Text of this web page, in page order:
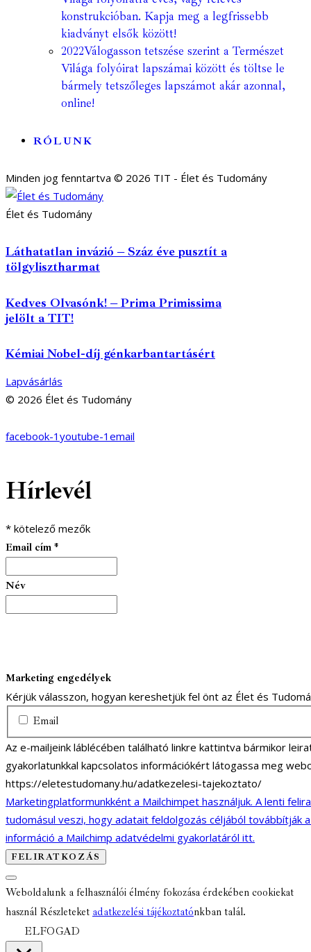
konstrukcióban. Kapja meg a legfrissebb
kiadványt elsők között!
2022Válogasson tetszése szerint a Természet
Világa folyóirat lapszámai között és töltse le
bármely tetszőleges lapszámot akár azonnal,
online!
RÓLUNK
Minden jog fenntartva © 2026 TIT - Élet és Tudomány
Élet és Tudomány
Láthatatlan invázió – Száz éve pusztít a
tölgylisztharmat
Kedves Olvasónk! – Prima Primissima
jelölt a TIT!
Kémiai Nobel-díj génkarbantartásért
Lapvásárlás
© 2026 Élet és Tudomány
facebook-1 youtube-1 email
Hírlevél
* kötelező mezők
Email cím *
Név
Marketing engedélyek
Kérjük válasszon, hogyan kereshetjük fel önt az Élet és
Email
Az e-mailjeink láblécében található linkre kattintva bármikor
gyakorlatunkkal kapcsolatos információkért látogassa meg
https://eletestudomany.hu/adatkezelesi-tajekoztato/
Marketingplatformunkként a Mailchimpet használjuk. A lenti
tudomásul veszi, hogy adatait feldolgozás céljából továbbítják
információ a Mailchimp adatvédelmi gyakorlatáról itt.
Weboldalunk a felhasználói élmény fokozása érdekében cookiekat
használ Részleteket adatkezelési tájékoztatónkban talál.
ELFOGAD